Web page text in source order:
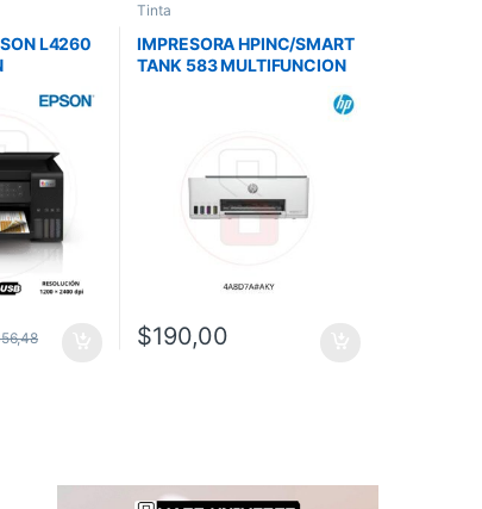
L4260
PANEL
Tinta
IMPRESORA HPINC/SMART
TANK 583 MULTIFUNCION
TINTA GT52/GT53/PANT
$190,00